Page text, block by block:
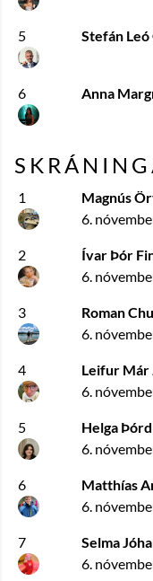
5 Stefán
6 Anna
1
Magnús
6.
2
Ívar Þór
6.
3
Roman
6.
4
Leifur Már
6.
5
Helga
6.
6
Matthías
6.
7
Selma
6.